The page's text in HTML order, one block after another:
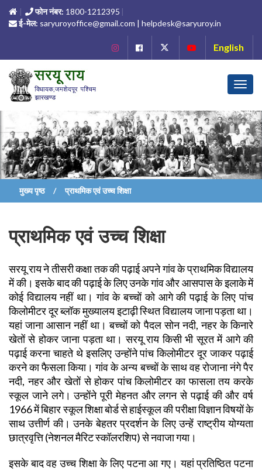
फोन नंबर: 1800-1212395
ई-मेल: saryuroyoffice@gmail.com | helpdesk@saryuroy.in
English
मुख्य पृष्ठ प्राथमिक एवं उच्च शिक्षा
प्राथमिक एवं उच्च शिक्षा
सरयू राय ने तीसरी कक्षा तक की पढ़ाई अपने गांव के प्राथमिक विद्यालय
में की। इसके बाद की पढ़ाई के लिए उनके गांव और आसपास के इलाके में
कोई विद्यालय नहीं था। गांव के बच्चों को आगे की पढ़ाई के लिए पांच
किलोमीटर दूर ब्लॉक मुख्यालय इटाढ़ी स्थित विद्यालय जाना पड़ता था।
यहां जाना आसान नहीं था। बच्चों को पैदल सोन नदी, नहर के किनारे
खेतों से होकर जाना पड़ता था। सरयू राय किसी भी सूरत में आगे की
पढ़ाई करना चाहते थे इसलिए उन्होंने पांच किलोमीटर दूर जाकर पढ़ाई
करने का फैसला किया। गांव के अन्य बच्चों के साथ वह रोजाना नंगे पैर
नदी, नहर और खेतों से होकर पांच किलोमीटर का फासला तय करके
स्कूल जाने लगे। उन्होंने पूरी मेहनत और लगन से पढ़ाई की और वर्ष
1966 में बिहार स्कूल शिक्षा बोर्ड से हाईस्कूल की परीक्षा विज्ञान विषयों के
साथ उत्तीर्ण की। उनके बेहतर प्रदर्शन के लिए उन्हें राष्ट्रीय योग्यता
छात्रवृत्ति (नेशनल मैरिट स्कॉलरशिप) से नवाजा गया।
इसके बाद वह उच्च शिक्षा के लिए पटना आ गए। यहां प्रतिष्ठित पटना